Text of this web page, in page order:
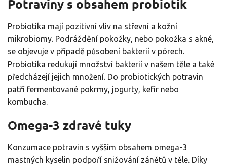
Potraviny s obsahem probiotik
Probiotika mají pozitivní vliv na střevní a kožní
mikrobiomy. Podráždění pokožky, nebo pokožka s akné,
se objevuje v případě působení bakterií v pórech.
Probiotika redukují množství bakterií v našem těle a také
předcházejí jejich množení. Do probiotických potravin
patří fermentované pokrmy, jogurty, kefír nebo
kombucha.
Omega-3 zdravé tuky
Konzumace potravin s vyšším obsahem omega-3
mastných kyselin podpoří snižování zánětů v těle. Díky